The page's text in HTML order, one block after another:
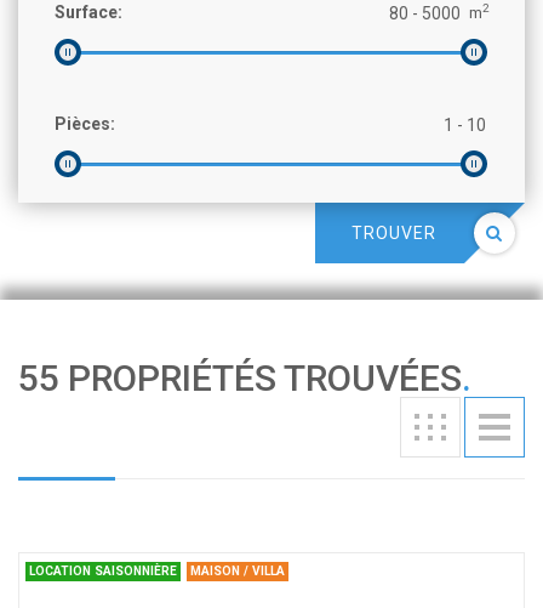
Surface: m2
Pièces:
TROUVER
55 PROPRIÉTÉS TROUVÉES.
LOCATION SAISONNIÈRE MAISON / VILLA